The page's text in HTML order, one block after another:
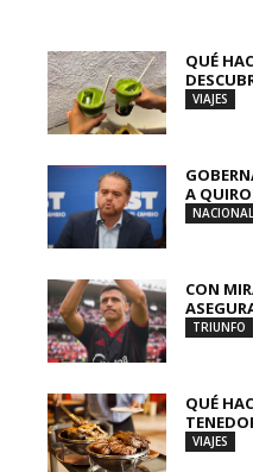
QUÉ
VIAJES
A
NACIONAL
CON
TRIUNFO
QUÉ
VIAJES